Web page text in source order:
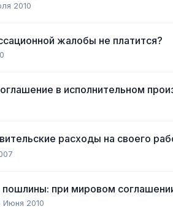
2010
жалобы не платится?
в исполнительном
расходы на своего
при мировом
Июня 2010